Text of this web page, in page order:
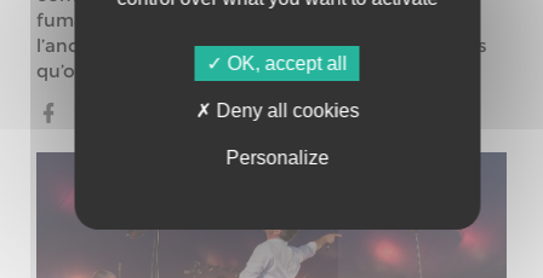
fumant comme le ciel de Detroit. Une cuisine à
l’ancienne, quoi… Et puis c’est dans les vieux pots
qu’on fait la meilleure soul.OK, accept all
Deny all cookies
Personalize